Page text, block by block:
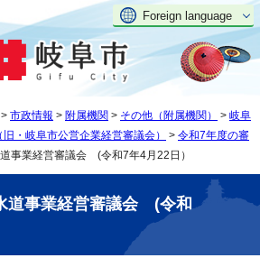
Foreign language
> 市政情報 > 附属機関 > その他（附属機関） > 岐阜
・岐阜市公営企業経営審議会）
> 令和7年度の審
事業経営審議会 (令和7年4月22日）
道事業経営審議会 (令和